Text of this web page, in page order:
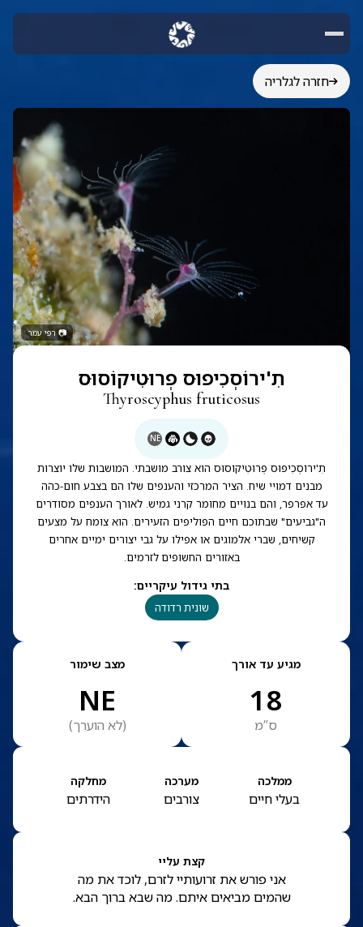
חזרה לגלריה
📷רפי עמר
תִ'ירוֹסְכִיפוּס פְרוּטִיקוֹסוּס
Thyroscyphus fruticosus
NE
תִ'ירוֹסְכִיפוּס פְרוּטִיקוֹסוּס הוא צורב מושבתי. המושבות שלו יוצרות
מבנים דמויי שיח. הציר המרכזי והענפים שלו הם בצבע חום-כהה
עד אפרפר, והם בנויים מחומר קרני גמיש. לאורך הענפים מסודרים
ה"גביעים" שבתוכם חיים הפוליפים הזעירים. הוא צומח על מצעים
קשיחים, שברי אלמוגים או אפילו על גבי יצורים ימיים אחרים
באזורים החשופים לזרמים.
בתי גידול עיקריים:
שונית רדודה
מגיע עד אורך
18
ס”מ
מצב שימור
NE
(לא הוערך)
ממלכה
בעלי חיים
מערכה
צורבים
מחלקה
הידרתים
קצת עליי
אני פורש את זרועותיי לזרם, לוכד את מה
שהמים מביאים איתם. מה שבא ברוך הבא.